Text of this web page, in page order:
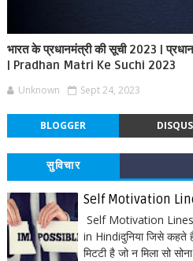
भारत के प्रधानमंत्री की सूची 2023 |
| Pradhan Matri Ke Suchi 2023
Unknown Sept 24, 2023
BLOGGER DISQUS
सुविचार
Self Motivation
Self Motivation
in Hindiदुनिया जिसे कहते
मिटटी है जो न मिला सो